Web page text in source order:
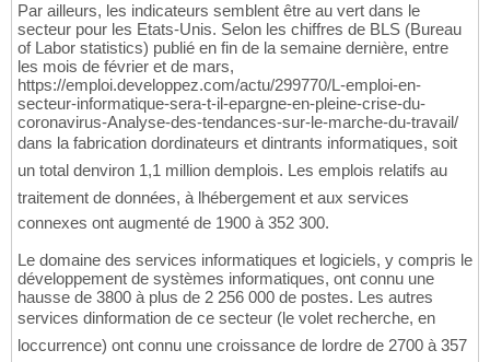
Par ailleurs, les indicateurs semblent être au vert dans le
secteur pour les Etats-Unis. Selon les chiffres de BLS (Bureau
of Labor statistics) publié en fin de la semaine dernière, entre
les mois de février et de mars,
https://emploi.developpez.com/actu/299770/L-emploi-en-
secteur-informatique-sera-t-il-epargne-en-pleine-crise-du-
coronavirus-Analyse-des-tendances-sur-le-marche-du-travail/
dans la fabrication dordinateurs et dintrants informatiques, soit
un total denviron 1,1 million demplois. Les emplois relatifs au
traitement de données, à lhébergement et aux services
connexes ont augmenté de 1900 à 352 300.
Le domaine des services informatiques et logiciels, y compris le
développement de systèmes informatiques, ont connu une
hausse de 3800 à plus de 2 256 000 de postes. Les autres
services dinformation de ce secteur (le volet recherche, en
loccurrence) ont connu une croissance de lordre de 2700 à 357